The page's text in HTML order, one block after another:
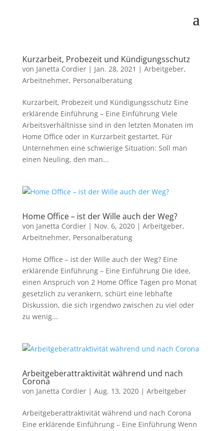
Kurzarbeit, Probezeit und Kündigungsschutz
von Janetta Cordier| Jan. 28, 2021 | Arbeitgeber,
Arbeitnehmer, Personalberatung
Kurzarbeit, Probezeit und Kündigungsschutz Eine
erklärende Einführung – Eine Einführung Viele
Arbeitsverhältnisse sind in den letzten Monaten im
Home Office oder in Kurzarbeit gestartet. Für
Unternehmen eine schwierige Situation: Soll man
einen Neuling, den man...
Home Office – ist der Wille auch der Weg?
von Janetta Cordier| Nov. 6, 2020| Arbeitgeber,
Arbeitnehmer, Personalberatung
Home Office – ist der Wille auch der Weg? Eine
erklärende Einführung – Eine Einführung Die Idee,
einen Anspruch von 2 Home Office Tagen pro Monat
gesetzlich zu verankern, schürt eine lebhafte
Diskussion, die sich irgendwo zwischen zu viel oder
zu wenig...
Arbeitgeberattraktivität während und nach
Corona
von Janetta Cordier| Aug. 13, 2020| Arbeitgeber
Arbeitgeberattraktivität während und nach Corona
Eine erklärende Einführung – Eine Einführung Wenn